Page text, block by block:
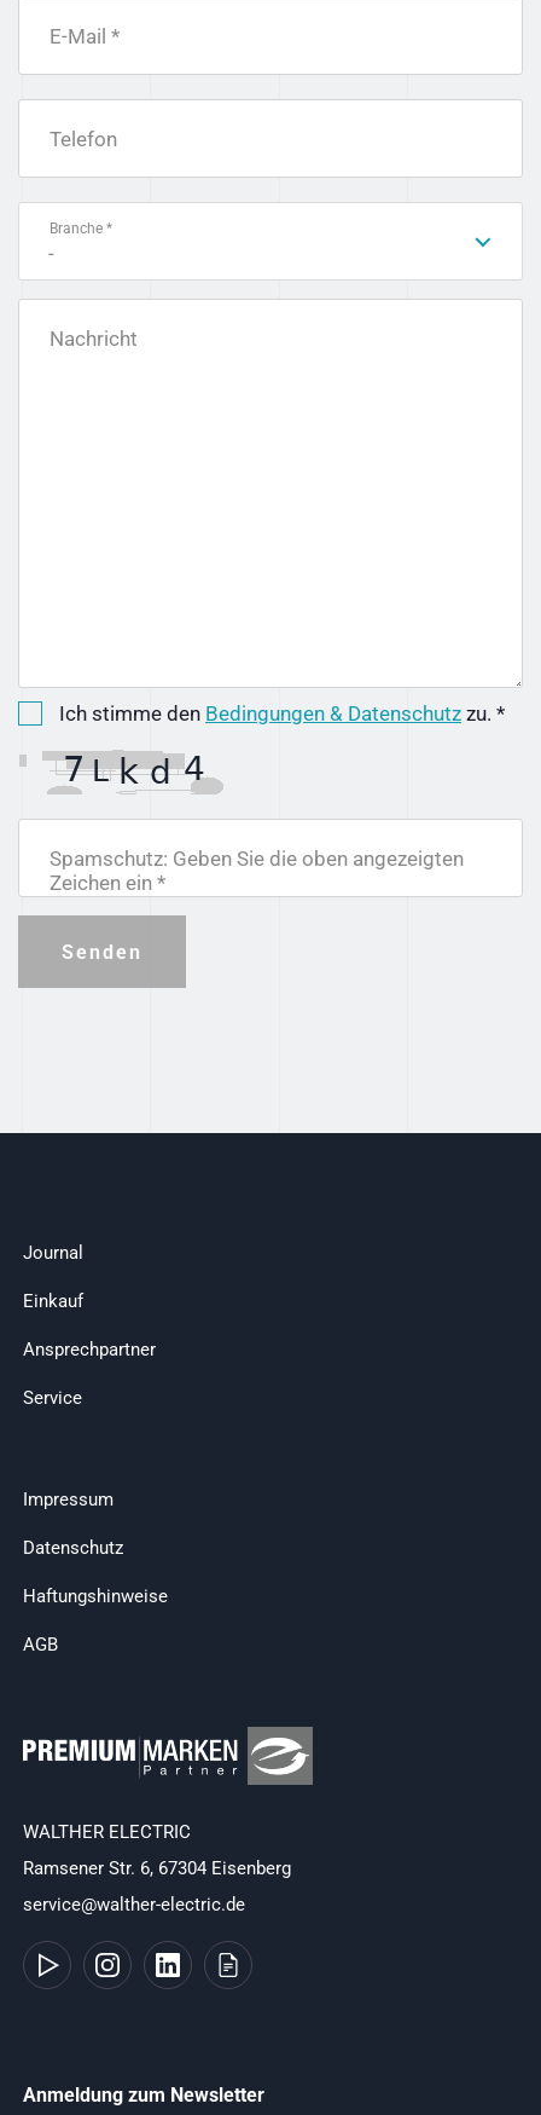
E-Mail *
Telefon
Branche *
-
Nachricht
Ich stimme den Bedingungen & Datenschutz zu. *
Spamschutz: Geben Sie die oben angezeigten
Zeichen ein *
Senden
Journal
Einkauf
Ansprechpartner
Service
Impressum
Datenschutz
Haftungshinweise
AGB
WALTHER ELECTRIC
Ramsener Str. 6, 67304 Eisenberg
service@walther-electric.de
Anmeldung zum Newsletter